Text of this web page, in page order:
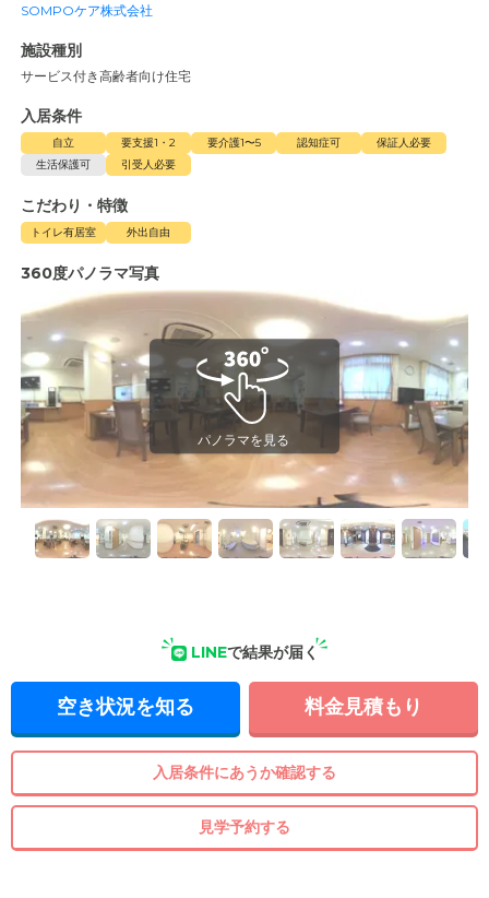
SOMPOケア株式会社
施設種別
サービス付き高齢者向け住宅
入居条件
自立 要支援1・2 要介護1〜5 認知症可
保証人必要
生活保護可
引受人必要
こだわり・特徴
トイレ有居室 外出自由
360度パノラマ写真
LINEで結果が届く
空き状況を知る 料金見積もり
入居条件にあうか確認する
見学予約する